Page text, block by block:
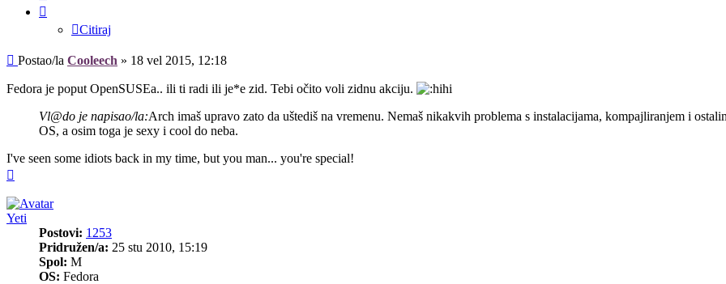
Citiraj
Post
Postao/la Cooleech » 18 vel 2015, 12:18
Fedora je poput OpenSUSEa.. ili ti radi ili je*e zid. Tebi očito voli zidnu akciju.
Vl@do je napisao/la:Arch imaš upravo zato da uštediš na vremenu. Nemaš nikakvih problema s instalacijama, kompajliranjem i
OS, a osim toga je sexy i cool do neba.
I've seen some idiots back in my time, but you man... you're special!
Yeti
Postovi: 1253
Pridružen/a: 25 stu 2010, 15:19
Spol: M
OS: Fedora